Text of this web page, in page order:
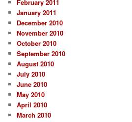
February 2011
January 2011
December 2010
November 2010
October 2010
September 2010
August 2010
July 2010
June 2010
May 2010
April 2010
March 2010